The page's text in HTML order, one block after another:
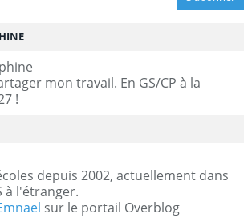
mon travail. En GS/CP à la
!
depuis 2002, actuellement dans
à l'étranger.
sur le portail Overblog